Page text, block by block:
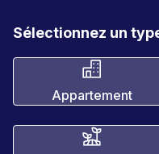
Sélectionnez un
Appartement